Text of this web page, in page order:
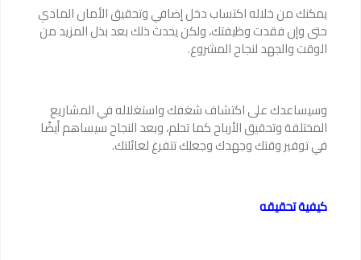
يمكنك من خلاله اكتساب دخل إضافي وتحقيق الأمان المادي
حتى وإن فقدت وظيفتك، ولكن يحدث ذلك بعد بذل المزيد من
الوقت والجهد لنجاح المشروع.
وسيساعدك على اكتشاف شغفك واستغلاله في المشاريع
المختلفة وتحقيق الأرباح كما تحلم، وبعد النجاح سيساهم أيضًا
في توفير وقتك وجهدك وجعلك تتفرغ لعائلتك.
كيفية تحقيقه